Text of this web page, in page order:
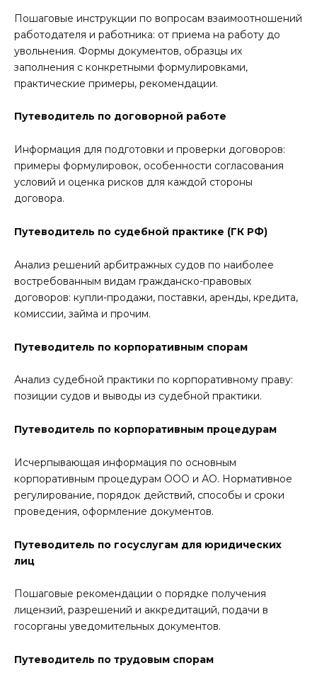
Пошаговые инструкции по вопросам взаимоотношений
работодателя и работника: от приема на работу до
увольнения. Формы документов, образцы их
заполнения с конкретными формулировками,
практические примеры, рекомендации.
Путеводитель по договорной работе
Информация для подготовки и проверки договоров:
примеры формулировок, особенности согласования
условий и оценка рисков для каждой стороны
договора.
Путеводитель по судебной практике (ГК РФ)
Анализ решений арбитражных судов по наиболее
востребованным видам гражданско-правовых
договоров: купли-продажи, поставки, аренды, кредита,
комиссии, займа и прочим.
Путеводитель по корпоративным спорам
Анализ судебной практики по корпоративному праву:
позиции судов и выводы из судебной практики.
Путеводитель по корпоративным процедурам
Исчерпывающая информация по основным
корпоративным процедурам ООО и АО. Нормативное
регулирование, порядок действий, способы и сроки
проведения, оформление документов.
Путеводитель по госуслугам для юридических
лиц
Пошаговые рекомендации о порядке получения
лицензий, разрешений и аккредитаций, подачи в
госорганы уведомительных документов.
Путеводитель по трудовым спорам